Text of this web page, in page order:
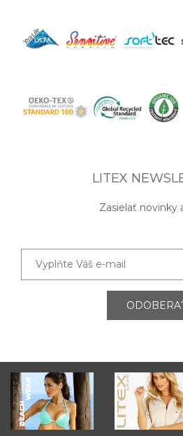
LITEX
Zasielať novinky